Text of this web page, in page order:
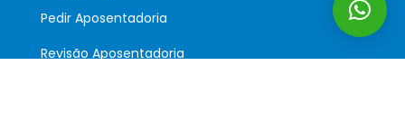
Pedir Aposentadoria
Revisão Aposentadoria